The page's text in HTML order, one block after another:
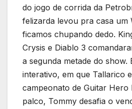
do jogo de corrida da
felizarda levou pra casa um
ficamos chupando dedo.
Crysis e Diablo 3
a segunda metade do show.
interativo, em que Tallarico
campeonato de Guitar Hero
palco, Tommy desafia o